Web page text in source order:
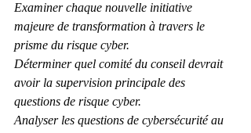
Examiner chaque nouvelle initiative
majeure de transformation à travers le
prisme du risque cyber.
Déterminer quel comité du conseil devrait
avoir la supervision principale des
questions de risque cyber.
Analyser les questions de cybersécurité au